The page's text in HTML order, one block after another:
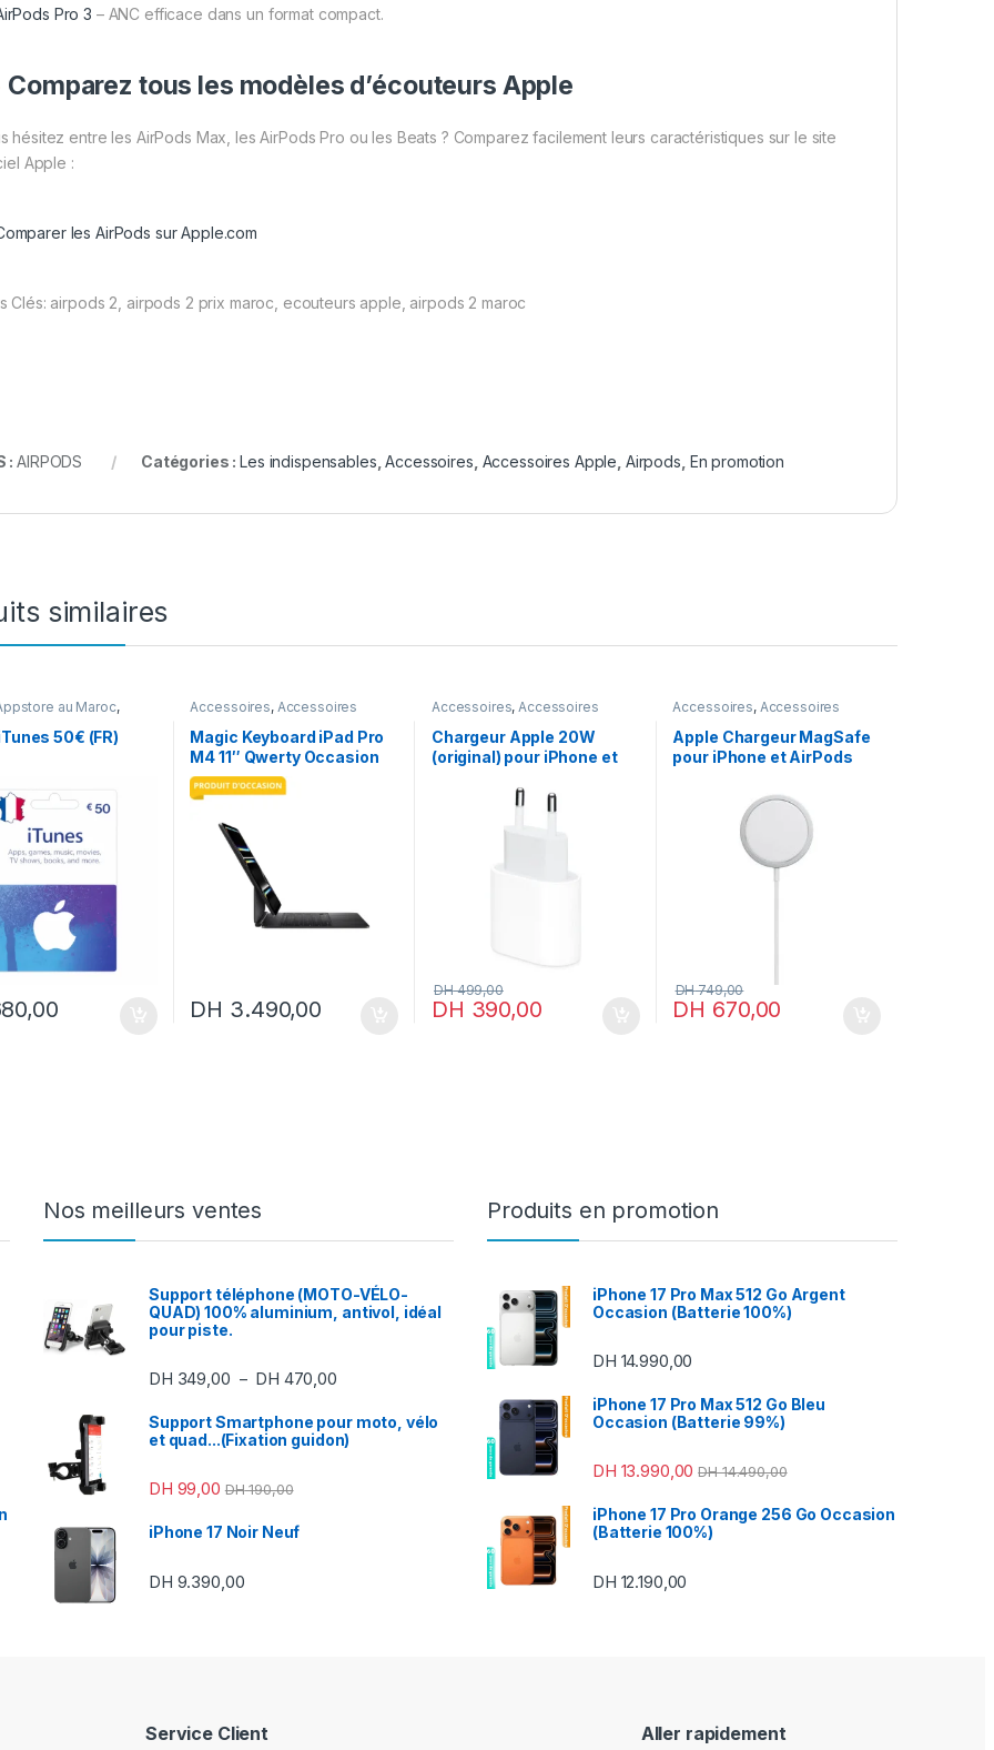
Pro 3 – ANC efficace dans un format compact.
Comparez tous les modèles d’écouteurs Apple
hésitez entre les AirPods Max, les AirPods Pro ou les Beats ? Comparez facilement leurs caractéristiques sur le site
Apple :
les AirPods sur Apple.com
Clés: airpods 2, airpods 2 prix maroc, ecouteurs apple, airpods 2 maroc
:AIRPODS Catégories :Les indispensables ,Accessoires Accessoires Apple Airpods En promotion
similaires
au Maroc,
indispensables
50€ (FR)
Accessoires, Accessoires
Magic Keyboard iPad Pro
M4 11″ Qwerty Occasion
DH 3.490,00
Accessoires, Accessoires
indispensables
Chargeur Apple 20W
(original) pour iPhone et
DH 390,00
DH499,00
Accessoires, Accessoires
Apple Chargeur MagSafe
pour iPhone et AirPods
DH 670,00
DH749,00
Nos meilleurs ventes
Support téléphone (MOTO-VÉLO-
QUAD) 100% aluminium, antivol, idéal
pour piste.
DH 349,00 – DH 470,00Plage de prix : DH 349,00 à DH 470,00
Support Smartphone pour moto, vélo
et quad...(Fixation guidon)
DH 99,00 DH190,00
iPhone 17 Noir Neuf
DH 9.390,00
Produits en promotion
iPhone 17 Pro Max 512 Go Argent
Occasion (Batterie 100%)
DH 14.990,00
iPhone 17 Pro Max 512 Go Bleu
Occasion (Batterie 99%)
DH 13.990,00 DH14.490,00
iPhone 17 Pro Orange 256 Go Occasion
(Batterie 100%)
DH 12.190,00
Service Client Aller rapidement